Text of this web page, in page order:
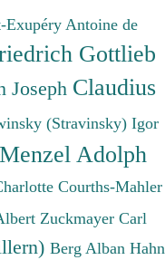
Exupéry Antoine de
Gottlieb
Joseph Claudius
(Stravinsky) Igor
Menzel Adolph
Courths-Mahler
Zuckmayer Carl
Berg Alban Hahn